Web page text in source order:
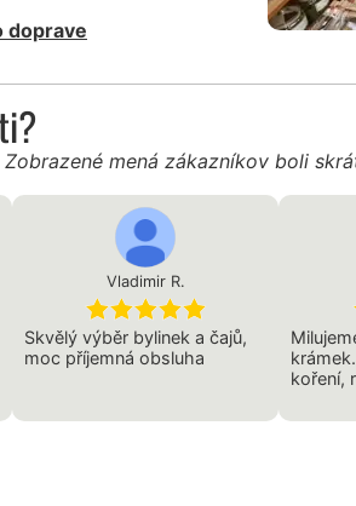
doprave
mená zákazníkov boli
Vladimir R.
Skvělý výběr bylinek a čajů,
moc příjemná obsluha
koření,